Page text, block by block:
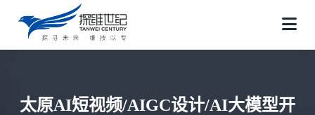
太原AI短视频/AIGC设计/AI大模型开